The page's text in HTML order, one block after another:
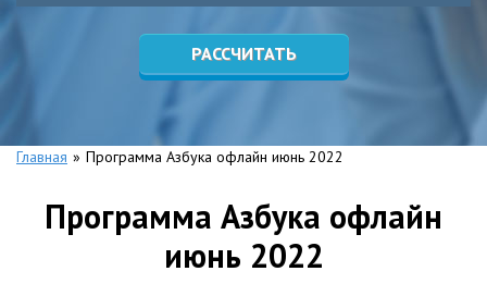
РАССЧИТАТЬ
Главная » Программа Азбука офлайн июнь 2022
Программа Азбука офлайн
июнь 2022